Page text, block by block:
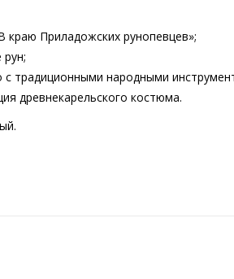
краю Приладожских рунопевцев»;
традиционными народными
древнекарельского костюма.